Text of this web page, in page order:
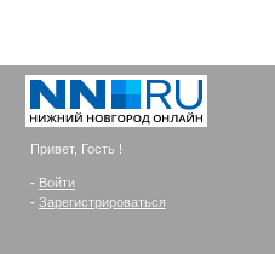
Привет, Гость !
- Войти
- Зарегистрироваться